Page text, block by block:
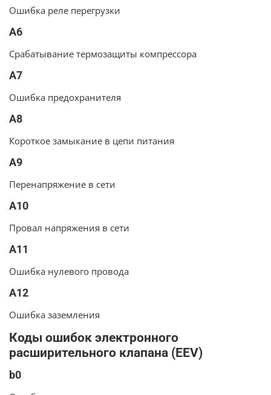
Ошибка реле перегрузки
A6
Срабатывание термозащиты компрессора
A7
Ошибка предохранителя
A8
Короткое замыкание в цепи питания
A9
Перенапряжение в сети
A10
Провал напряжения в сети
A11
Ошибка нулевого провода
A12
Ошибка заземления
Коды ошибок электронного
расширительного клапана (EEV)
b0